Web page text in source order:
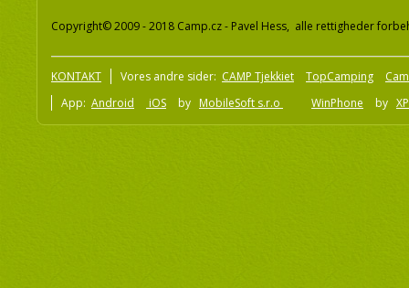
Copyright© 2009 - 2018 Camp.cz - Pavel Hess, alle rettigheder
KONTAKT Vores andre sider: CAMP Tjekkiet TopCamping
App: Android iOS by MobileSoft s.r.o WinPhone by